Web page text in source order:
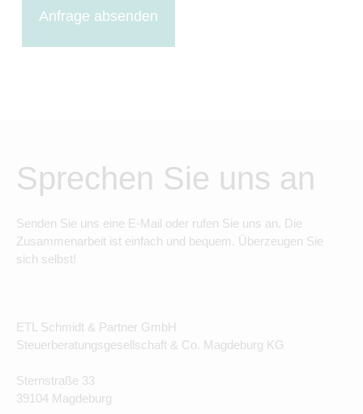
Anfrage absenden
Sprechen Sie uns an
Senden Sie uns eine E-Mail oder rufen Sie uns an. Die
Zusammenarbeit ist einfach und bequem. Überzeugen Sie
sich selbst!
ETL Schmidt & Partner GmbH
Steuerberatungsgesellschaft & Co. Magdeburg KG
Sternstraße 33
39104 Magdeburg